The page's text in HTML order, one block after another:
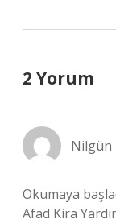
2 Yorum
Nilgün
Okumaya
Afad Kira